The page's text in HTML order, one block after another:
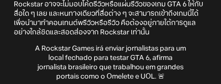
Rockstar อาจจะไม่มอบโค้ดรีวิวหรือแผ่นรีวิวของเกม GTA 6 ให้กับ
สื่อใด ๆ เลย และหนทางเดียวที่สื่อต่าง ๆ จะสามารถเข้าถึงเกมนี้ได้
เพื่อนำมาทำคอนเทนต์พรีวิวหรือรีวิว คือต้องอยู่ภายใต้การดูแล
อย่างใกล้ชิดและสอดส่องจาก Rockstar เท่านั้น
A Rockstar Games irá enviar jornalistas para um
local fechado para testar GTA 6, afirma
jornalista brasileiro que trabalhou em grandes
portais como o Omelete e UOL. 🚨